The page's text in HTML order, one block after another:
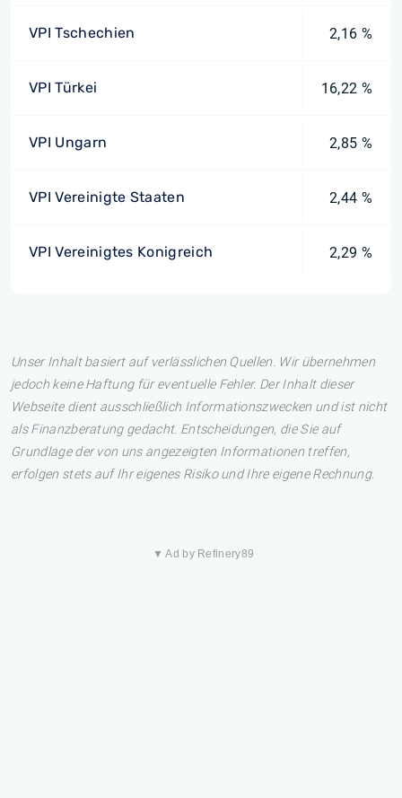
VPI Tschechien 2,16 %
VPI Türkei 16,22 %
VPI Ungarn 2,85 %
VPI Vereinigte Staaten 2,44 %
VPI Vereinigtes Konigreich 2,29 %
Unser Inhalt basiert auf verlässlichen Quellen. Wir übernehmen
jedoch keine Haftung für eventuelle Fehler. Der Inhalt dieser
Webseite dient ausschließlich Informationszwecken und ist nicht
als Finanzberatung gedacht. Entscheidungen, die Sie auf
Grundlage der von uns angezeigten Informationen treffen,
erfolgen stets auf Ihr eigenes Risiko und Ihre eigene Rechnung.
▼ Ad by Refinery89